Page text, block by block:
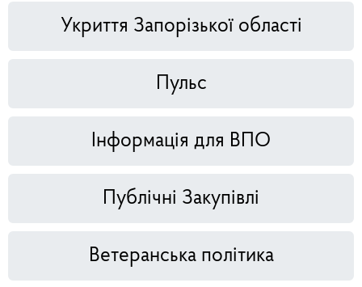
Укриття Запорізької області
Пульс
Інформація для ВПО
Публічні Закупівлі
Ветеранська політика